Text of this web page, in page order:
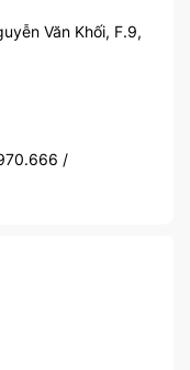
Văn Khối, F.9,
/